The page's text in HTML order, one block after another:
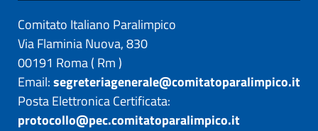
Comitato Italiano Paralimpico
Via Flaminia Nuova, 830
00191 Roma( Rm)
Email:segreteriagenerale@comitatoparalimpico.it
Posta Elettronica Certificata:
protocollo@pec.comitatoparalimpico.it